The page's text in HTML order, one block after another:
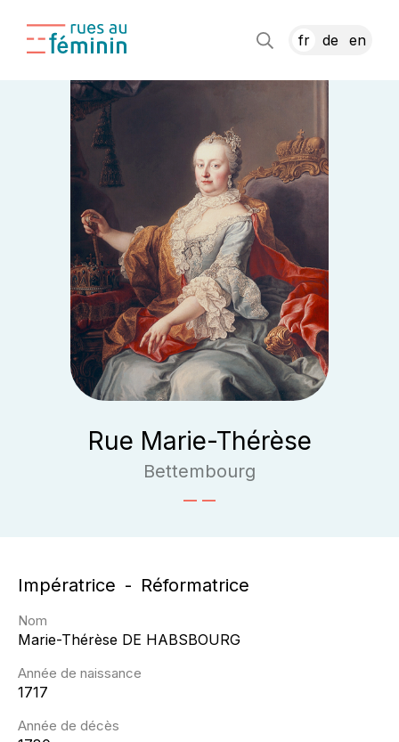
fr de en
Rue Marie-Thérèse
Bettembourg
Impératrice Réformatrice
Nom
Marie-Thérèse DE HABSBOURG
Année de naissance
1717
Année de décès